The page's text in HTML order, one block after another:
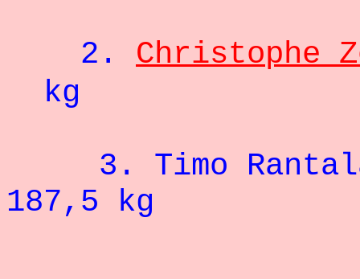
2. Christophe
kg
3. Timo
187,5 kg